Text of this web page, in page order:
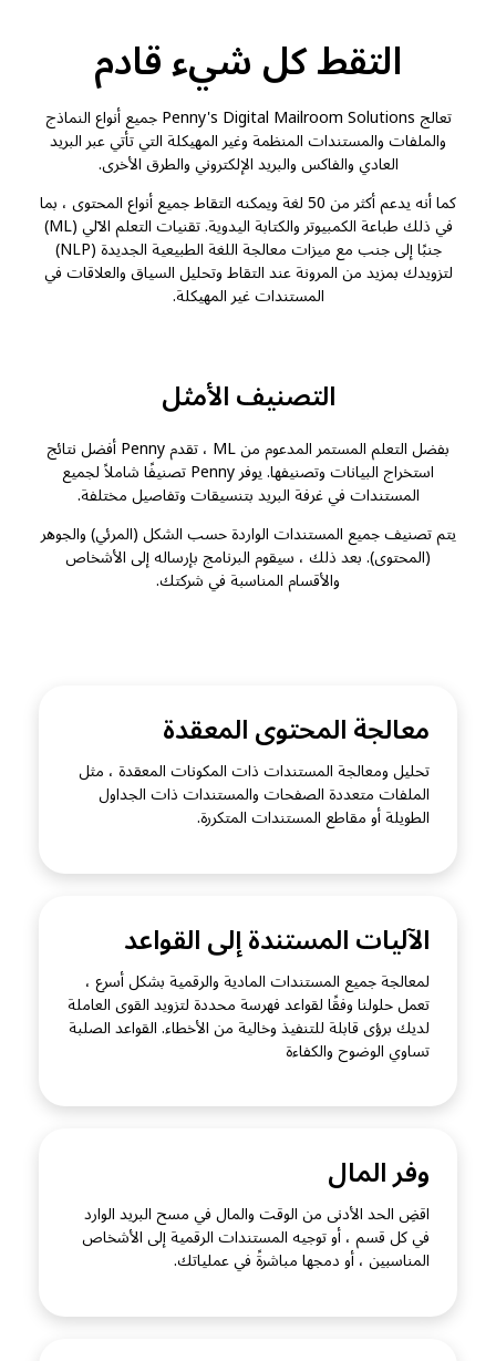
التقط كل شيء قادم
تعالج Penny's Digital Mailroom Solutions جميع أنواع النماذج
والملفات والمستندات المنظمة وغير المهيكلة التي تأتي عبر البريد
العادي والفاكس والبريد الإلكتروني والطرق الأخرى.
كما أنه يدعم أكثر من 50 لغة ويمكنه التقاط جميع أنواع المحتوى ، بما
في ذلك طباعة الكمبيوتر والكتابة اليدوية. تقنيات التعلم الآلي (ML)
جنبًا إلى جنب مع ميزات معالجة اللغة الطبيعية الجديدة (NLP)
لتزويدك بمزيد من المرونة عند التقاط وتحليل السياق والعلاقات في
المستندات غير المهيكلة.
التصنيف الأمثل
بفضل التعلم المستمر المدعوم من ML ، تقدم Penny أفضل نتائج
استخراج البيانات وتصنيفها. يوفر Penny تصنيفًا شاملاً لجميع
المستندات في غرفة البريد بتنسيقات وتفاصيل مختلفة.
يتم تصنيف جميع المستندات الواردة حسب الشكل (المرئي) والجوهر
(المحتوى). بعد ذلك ، سيقوم البرنامج بإرساله إلى الأشخاص
والأقسام المناسبة في شركتك.
معالجة المحتوى المعقدة
تحليل ومعالجة المستندات ذات المكونات المعقدة ، مثل
الملفات متعددة الصفحات والمستندات ذات الجداول
الطويلة أو مقاطع المستندات المتكررة.
الآليات المستندة إلى القواعد
لمعالجة جميع المستندات المادية والرقمية بشكل أسرع ،
تعمل حلولنا وفقًا لقواعد فهرسة محددة لتزويد القوى العاملة
لديك برؤى قابلة للتنفيذ وخالية من الأخطاء. القواعد الصلبة
تساوي الوضوح والكفاءة
وفر المال
اقضِ الحد الأدنى من الوقت والمال في مسح البريد الوارد
في كل قسم ، أو توجيه المستندات الرقمية إلى الأشخاص
المناسبين ، أو دمجها مباشرةً في عملياتك.